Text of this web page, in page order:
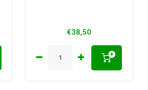
€38,50
+